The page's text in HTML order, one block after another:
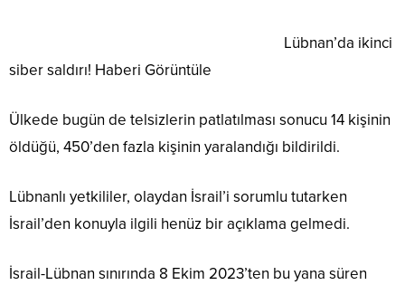
Lübnan’da ikinci
siber saldırı! Haberi Görüntüle
Ülkede bugün de telsizlerin patlatılması sonucu 14 kişinin
öldüğü, 450’den fazla kişinin yaralandığı bildirildi.
Lübnanlı yetkililer, olaydan İsrail’i sorumlu tutarken
İsrail’den konuyla ilgili henüz bir açıklama gelmedi.
İsrail-Lübnan sınırında 8 Ekim 2023’ten bu yana süren